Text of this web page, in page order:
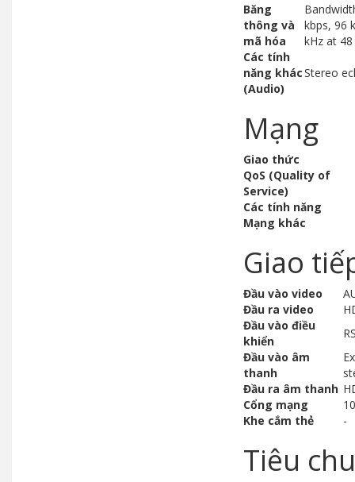
Băng
thông và
mã hóa
kbps, 96
kHz at
Các tính
năng khác
(Audio)
Stereo
Mạng
Giao thức
QoS (Quality of
Service)
Các tính năng
Mạng khác
Giao
Đầu vào video
Đầu ra video
Đầu vào điều
khiển
Đầu vào âm
thanh
Đầu ra âm thanh
Cổng mạng
Khe cắm thẻ
-
Tiêu